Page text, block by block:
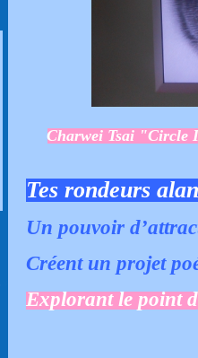
Charwei Tsai "Circle
Tes rondeurs
Un pouvoir
Créent un projet
Explorant le point